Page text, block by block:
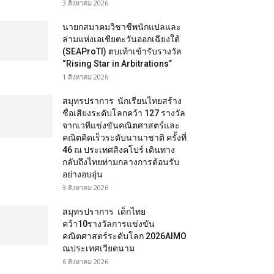
3 สิงหาคม 2026
นายกสมาคมวิชาชีพนักแปลและ
ล่ามแห่งเอเชียตะวันออกเฉียงใต้
(SEAProTI) ตบเท้าเข้ารับรางวัล
“Rising Star in Arbitrations”
1 สิงหาคม 2026
สมุทรปราการ นักเรียนไทยสร้าง
ชื่อเสียงระดับโลกคว้า 127 รางวัล
จากเวทีแข่งขันคณิตศาสตร์และ
คณิตคิดเร็วระดับนานาชาติ ครั้งที่
46 ณ ประเทศสิงคโปร์ เดินทาง
กลับถึงไทยท่ามกลางการต้อนรับ
อย่างอบอุ่น
3 สิงหาคม 2026
สมุทรปราการ เด็กไทย
คว้า10รางวัลการแข่งขัน
คณิตศาสตร์ระดับโลก 2026AIMO
ณประเทศเวียดนาม
6 สิงหาคม 2026